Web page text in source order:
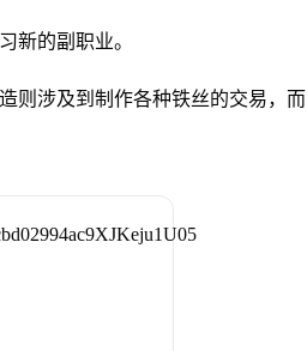
新的副职业。
则涉及到制作各种铁丝的交易，而